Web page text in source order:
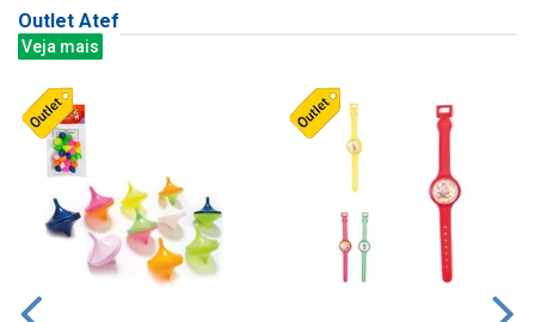
Outlet Atef
Veja mais